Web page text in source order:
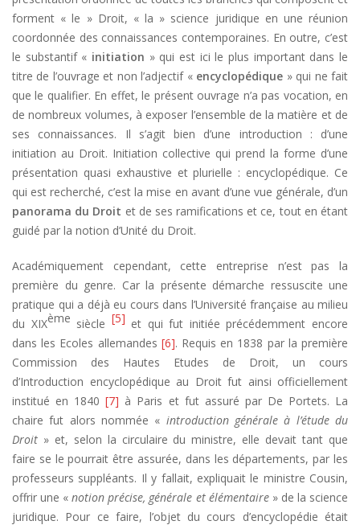
forment « le » Droit, « la » science juridique en une réunion
coordonnée des connaissances contemporaines. En outre, c’est
le substantif « initiation » qui est ici le plus important dans le
titre de l’ouvrage et non l’adjectif « encyclopédique » qui ne fait
que le qualifier. En effet, le présent ouvrage n’a pas vocation, en
de nombreux volumes, à exposer l’ensemble de la matière et de
ses connaissances. Il s’agit bien d’une introduction : d’une
initiation au Droit. Initiation collective qui prend la forme d’une
présentation quasi exhaustive et plurielle : encyclopédique. Ce
qui est recherché, c’est la mise en avant d’une vue générale, d’un
panorama du Droit et de ses ramifications et ce, tout en étant
guidé par la notion d’Unité du Droit.
Académiquement cependant, cette entreprise n’est pas la
première du genre. Car la présente démarche ressuscite une
pratique qui a déjà eu cours dans l’Université française au milieu
du XIXème siècle [5] et qui fut initiée précédemment encore
dans les Ecoles allemandes [6]. Requis en 1838 par la première
Commission des Hautes Etudes de Droit, un cours
d’Introduction encyclopédique au Droit fut ainsi officiellement
institué en 1840[7] à Paris et fut assuré par De Portets. La
chaire fut alors nommée « introduction générale à l’étude du
Droit » et, selon la circulaire du ministre, elle devait tant que
faire se le pourrait être assurée, dans les départements, par les
professeurs suppléants. Il y fallait, expliquait le ministre Cousin,
offrir une «notion précise, générale et élémentaire » de la science
juridique. Pour ce faire, l’objet du cours d’encyclopédie était